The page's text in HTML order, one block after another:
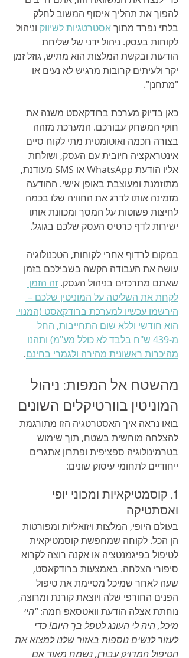
להפוך את תהליך איסוף המשוב לחלק
בלתי נפרד מתוך אסטרטגיות לשיווק וניהול
לקוחות בעסק. ניהול ידני של שליחת
הודעות ובקשת המלצות הוא מתיש, גוזל זמן
יקר ולעיתים קרובות מרגיש לא נעים או
"מתחנן".
כאן בדיוק מערכת ברודקאסט משנה את
חוקי המשחק עבורכם. המערכת מזהה
בצורה חכמה ואוטומטית מתי לקוח סיים
אינטראקציה חיובית עם העסק, ושולחת
אליו הודעת WhatsApp או SMS מעודנת,
מתוזמנת ומעוצבת באופן אישי. ההודעה
מזמינה אותו לדרג את החוויה שלו בכמה
לחיצות פשוטות על המסך ומכוונת אותו
ישירות לדף כרטיס העסק שלכם בגוגל.
במקום לרדוף אחרי לקוחות, הטכנולוגיה
עושה את העבודה הקשה בשבילכם בזמן
שאתם מתרכזים בניהול העסק. זה הזמן
לקחת את השליטה על המוניטין שלכם –
הירשמו עכשיו למערכת ברודקאסט (המנוי
הוא חודשי וללא שום התחייבות, החל
מ-439 ש"ח בלבד לא כולל מע"מ) ותהנו
מהיכרות ראשונית מהירה ולגמרי בחינם.
מהשטח אל המפות: ניהול
המוניטין בוורטיקלים השונים
בואו נראה איך האסטרטגיה הזו מתורגמת
להצלחה מוחשית בשטח, תוך שימוש
בטרמינולוגיה ספציפית ופתרון אתגרים
ייחודיים לתחומי עיסוק שונים:
1. קוסמטיקאיות ומכוני יופי
ואסתטיקה
בעולם היופי, המלצות ויזואליות ומפורטות
הן הכל. לקוחה שמחפשת קוסמטיקאית
לטיפול בפיגמנטציה או אקנה רוצה לקרוא
סיפורי הצלחה. באמצעות ברודקאסט,
שעה לאחר שמיכל מסיימת את טיפול
הפנים החורפי שלה ויוצאת קורנת ומרוצה,
נוחתת אצלה הודעת וואטסאפ חמה: "היי
מיכל, היה לי העונג לטפל בך היום! כדי
לעזור לנשים נוספות באזור שלנו למצוא את
הטיפול המדויק עבורן, נשמח מאוד אם